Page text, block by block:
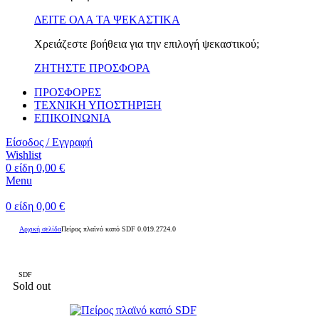
ΔΕΙΤΕ ΟΛΑ ΤΑ ΨΕΚΑΣΤΙΚΑ
Χρειάζεστε βοήθεια για την επιλογή ψεκαστικού;
ΖΗΤΗΣΤΕ ΠΡΟΣΦΟΡΑ
ΠΡΟΣΦΟΡΕΣ
ΤΕΧΝΙΚΗ ΥΠΟΣΤΗΡΙΞΗ
ΕΠΙΚΟΙΝΩΝΙΑ
Είσοδος / Εγγραφή
Wishlist
0 είδη 0,00 €
Menu
0 είδη 0,00 €
Αρχική σελίδαΠείρος πλαϊνό καπό SDF 0.019.2724.0
SDF
Sold out